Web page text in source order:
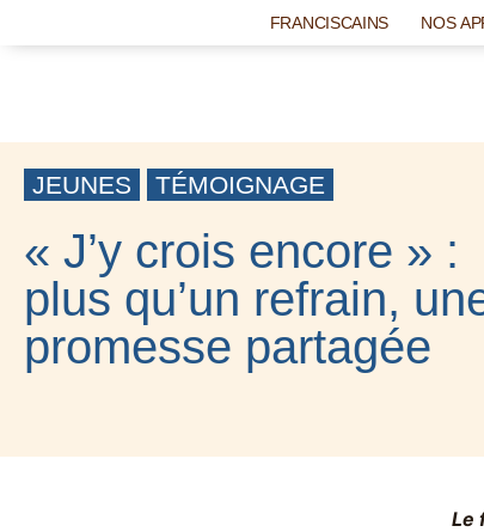
FRANCISCAINS NOS
JEUNES TÉMOIGNAGE
« J’y crois encore » :
plus qu’un refrain,
promesse partagée
Le